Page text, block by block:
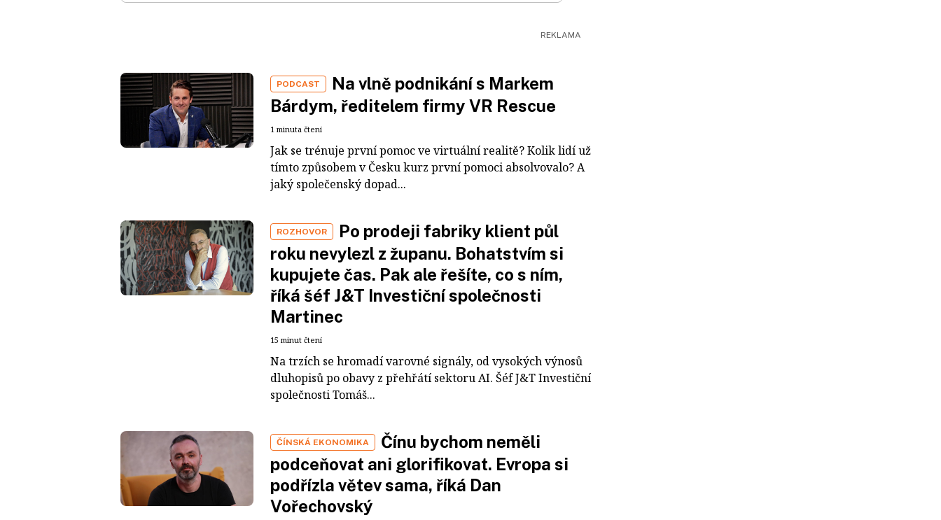
PODCAST
Na vlně podnikání s Markem
Bárdym, ředitelem firmy VR Rescue
1 minuta čtení
Jak se trénuje první pomoc ve virtuální realitě? Kolik lidí už
tímto způsobem v Česku kurz první pomoci absolvovalo? A
jaký společenský dopad...
ROZHOVOR
Po prodeji fabriky klient půl
roku nevylezl z županu. Bohatstvím si
kupujete čas. Pak ale řešíte, co s ním,
říká šéf J&T Investiční společnosti
Martinec
15 minut čtení
Na trzích se hromadí varovné signály, od vysokých výnosů
dluhopisů po obavy z přehřátí sektoru AI. Šéf J&T Investiční
společnosti Tomáš...
ČÍNSKÁ EKONOMIKA
Čínu bychom neměli
podceňovat ani glorifikovat. Evropa si
podřízla větev sama, říká Dan
Vořechovský